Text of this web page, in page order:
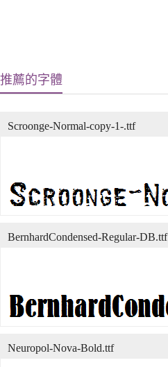
推薦的字體
Scroonge-Normal-copy-1-.ttf
BernhardCondensed-Regular-DB.ttf
Neuropol-Nova-Bold.ttf